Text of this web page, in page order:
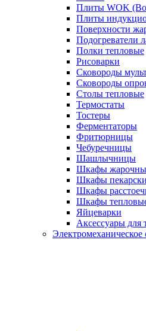
Плиты WOK
Плиты
Поверхности
Подогреватели
Полки тепловые
Рисоварки
Сковороды
Сковороды
Столы тепловые
Термостаты
Тостеры
Ферментаторы
Фритюрницы
Чебуречницы
Шашлычницы
Шкафы
Шкафы
Шкафы
Шкафы
Яйцеварки
Аксессуары для
Электромеханическое